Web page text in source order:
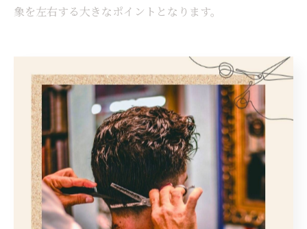
象を左右する大きなポイントとなります。
落ち着き重視なら理容室の技術を
体感
理容室の高技術で落ち着いた大人ヘアに
大人の男性が求めるヘアスタイルは、清潔感と落ち着
き、そして日常に馴染む自然さがポイントです。群馬県
伊勢崎市の理容室は、経験豊富な理容師による高い技術
力で、骨格や髪質に合わせたオーダーメイドのカットを